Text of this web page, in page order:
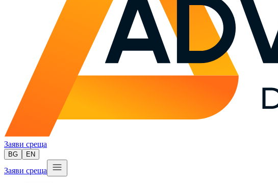
Заяви среща
BG EN
Заяви среща